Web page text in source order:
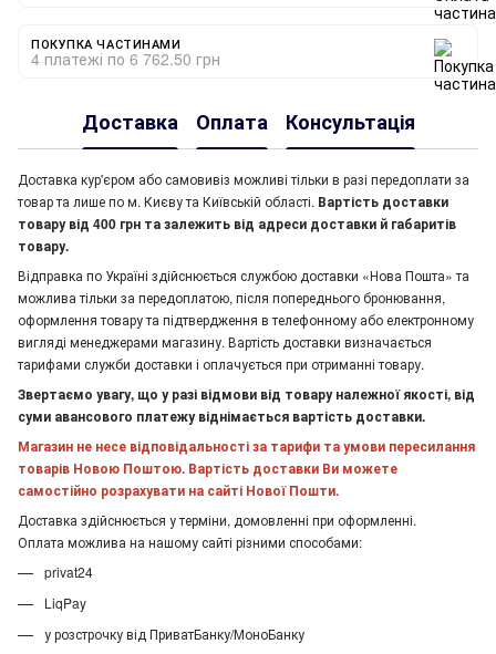
ПОКУПКА ЧАСТИНАМИ
4 платежі по 6 762.50 грн
Доставка Оплата Консультація
Доставка кур'єром або самовивіз можливі тільки в разі передоплати за
товар та лише по м. Києву та Київській області. Вартість доставки
товару від 400 грн та залежить від адреси доставки й габаритів
товару.
Відправка по Україні здійснюється службою доставки «Нова Пошта» та
можлива тільки за передоплатою, після попереднього бронювання,
оформлення товару та підтвердження в телефонному або електронному
вигляді менеджерами магазину. Вартість доставки визначається
тарифами служби доставки і оплачується при отриманні товару.
Звертаємо увагу, що у разі відмови від товару належної якості, від
суми авансового платежу віднімається вартість доставки.
Магазин не несе відповідальності за тарифи та умови пересилання
товарів Новою Поштою. Вартість доставки Ви можете
самостійно розрахувати на сайті Нової Пошти.
Доставка здійснюється у терміни, домовленні при оформленні.
Оплата можлива на нашому сайті різними способами:
privat24
LiqPay
у розстрочку від ПриватБанку/МоноБанку